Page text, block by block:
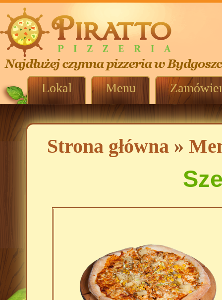
Lokal Menu
Strona główna »